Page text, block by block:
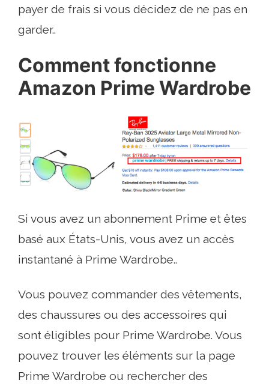
payer de frais si vous décidez de ne pas en
garder..
Comment fonctionne
Amazon Prime Wardrobe
Si vous avez un abonnement Prime et êtes
basé aux États-Unis, vous avez un accès
instantané à Prime Wardrobe..
Vous pouvez commander des vêtements,
des chaussures ou des accessoires qui
sont éligibles pour Prime Wardrobe. Vous
pouvez trouver les éléments sur la page
Prime Wardrobe ou rechercher des